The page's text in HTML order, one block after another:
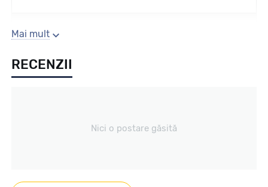
Sezon
IARNA
Mai mult
RECENZII
Nici o postare găsită